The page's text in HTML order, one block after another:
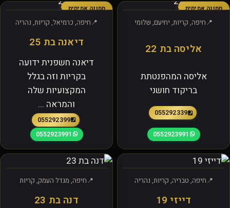
תמונה אמיתית
חיפה, קריות, יחיעם, שלומי
אליסה בת 22
אליסה המהפנטתת
בריקוד חושני
0552923391
0552923991
תמונה אמיתית
חיפה, כרמיאל, קריות, נהריה
דיאנה בת 25
דיאנה חשפנית ידועה
בקריות וזה בגלל
המקצועיות שלה
והמראה ...
0552923991
0552923991
חיפה, טבריה, קריות, נהריה
דייזי 19
חיפה, מגדל העמק, קריות
דנה בת 23